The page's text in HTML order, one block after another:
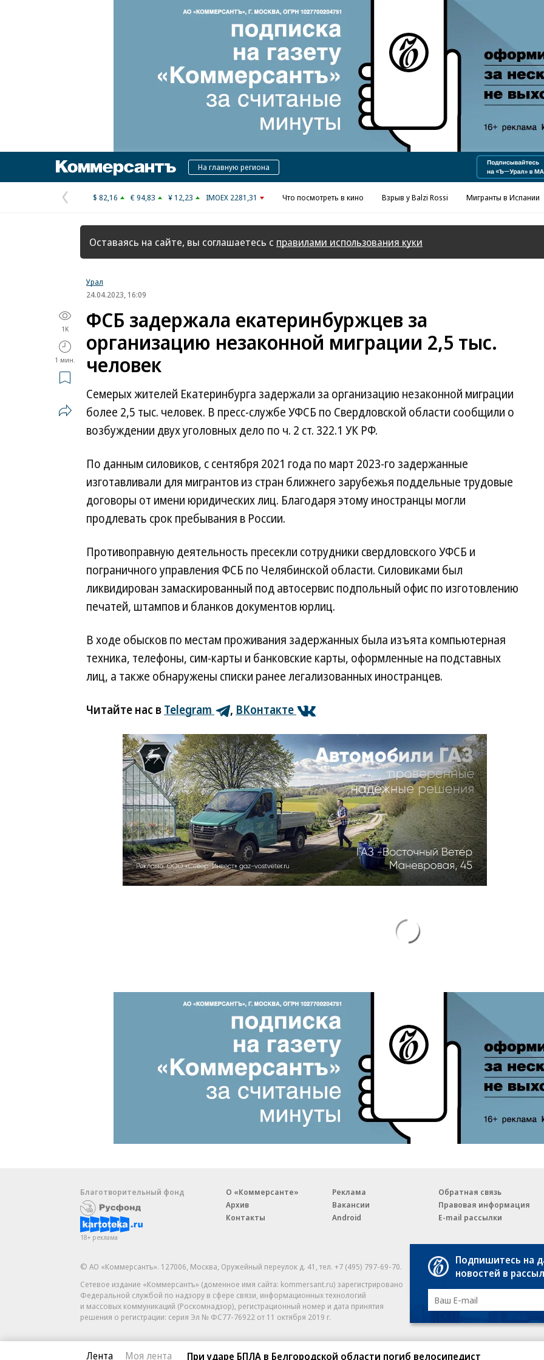
Реклама в «Ъ» www.kommersant.ru/ad
КоммерсантъНа главную региона
Предыдущая
страница
$ 82,16 € 94,83 ¥ 12,23 IMOEX 2281,31 Что посмотреть в кино Взрыв у Balzi Rossi Мигранты в Испании
Оставаясь на сайте, вы соглашаетесь с правилами использования куки
Урал
24.04.2023, 16:09
1K
1 мин.
ФСБ задержала екатеринбуржцев за
организацию незаконной миграции 2,5 тыс.
человек
Семерых жителей Екатеринбурга задержали за организацию незаконной миграции
более 2,5 тыс. человек. В пресс-службе УФСБ по Свердловской области сообщили о
возбуждении двух уголовных дело по ч. 2 ст. 322.1 УК РФ.
По данным силовиков, с сентября 2021 года по март 2023-го задержанные
изготавливали для мигрантов из стран ближнего зарубежья поддельные трудовые
договоры от имени юридических лиц. Благодаря этому иностранцы могли
продлевать срок пребывания в России.
Противоправную деятельность пресекли сотрудники свердловского УФСБ и
пограничного управления ФСБ по Челябинской области. Силовиками был
ликвидирован замаскированный под автосервис подпольный офис по изготовлению
печатей, штампов и бланков документов юрлиц.
В ходе обысков по местам проживания задержанных была изъята компьютерная
техника, телефоны, сим-карты и банковские карты, оформленные на подставных
лиц, а также обнаружены списки ранее легализованных иностранцев.
Читайте нас вTelegram , ВКонтакте
Лента Моя лента При ударе БПЛА в Белгородской области погиб велосипедист
Благотворительный фонд
18+ реклама
О «Коммерсанте»
Архив
Контакты
Реклама
Вакансии
Android
Обратная связь
Правовая информация
E-mail рассылки
© АО «Коммерсантъ». 127006, Москва, Оружейный переулок д. 41,тел. +7 (495) 797-69-70.
Сетевое издание «Коммерсантъ» (доменное имя сайта: kommersant.ru) зарегистрировано
Федеральной службой по надзору в сфере связи, информационных технологий
и массовых коммуникаций (Роскомнадзор), регистрационный номер и дата принятия
решения о регистрации: серия Эл № ФС77-76922 от 11 октября 2019 г.
Партнерские проекты/
«Промо» и «Официальное
На kommersant.ru
Подпишитесь на
новостей в